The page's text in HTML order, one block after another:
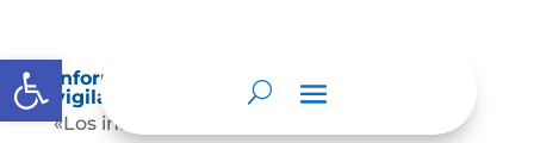
Abrir barra de herramientas
Informes a organismos de inspección,
vigilancia y control
«Los informes que presentan los Señores